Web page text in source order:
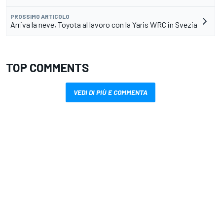
PROSSIMO ARTICOLO
Arriva la neve, Toyota al lavoro con la Yaris WRC in Svezia
TOP COMMENTS
VEDI DI PIÙ E COMMENTA